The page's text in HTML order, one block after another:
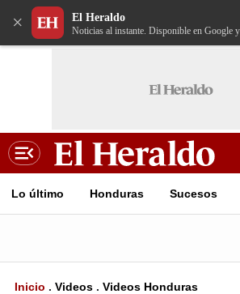
× El Heraldo
Noticias al instante. Disponible en Google
Lo último Honduras Sucesos
Inicio . Videos . Videos Honduras